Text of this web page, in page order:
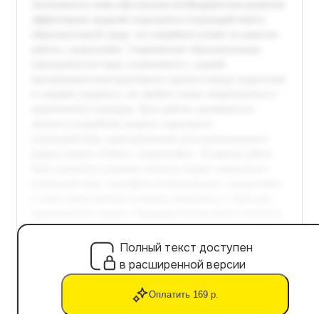
Полный текст доступен
в расширенной версии
Оплатить 169 р.